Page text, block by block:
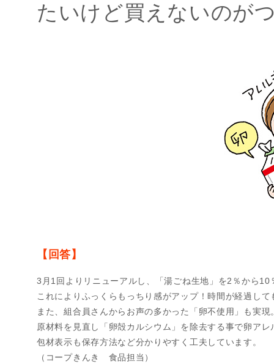
たいけど買えないのが
【回答】
3月1回よりリニューアルし、「湯ごね生地」を2％から10
これによりふっくらもっちり感がアップ！時間が経過し
また、組合員さんからお声の多かった「卵不使用」も実現
原材料を見直し「卵殻カルシウム」を除去する事で卵ア
包材表示も保存方法など分かりやすく工夫しています。
（コープきんき 食品担当）